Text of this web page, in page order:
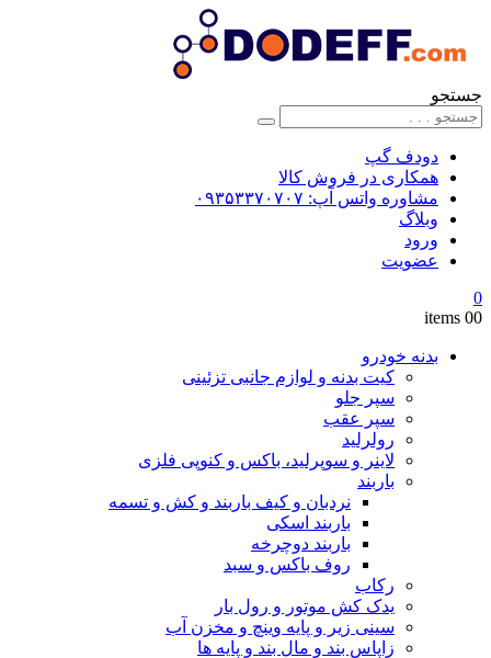
جستجو
دودف گپ
همکاری در فروش کالا
مشاوره واتس آپ: ۰۹۳۵۳۳۷۰۷۰۷
وبلاگ
ورود
عضویت
0
00 items
بدنه خودرو
کیت بدنه و لوازم جانبی تزئینی
سپر جلو
سپر عقب
رولرلید
لاینر و سوپرلید، باکس و کنوپی فلزی
باربند
نردبان و کیف باربند و کش و تسمه
باربند اسکی
باربند دوچرخه
روف باکس و سبد
رکاب
یدک کش موتور و رول بار
سینی زیر و پایه وینچ و مخزن آب
زاپاس بند و مال بند و پایه ها